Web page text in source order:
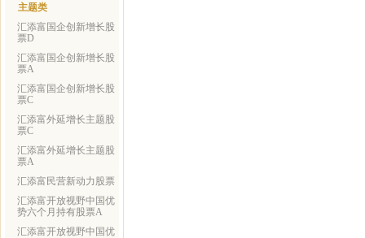
主题类
汇添富国企创新增长股
票D
汇添富国企创新增长股
票A
汇添富国企创新增长股
票C
汇添富外延增长主题股
票C
汇添富外延增长主题股
票A
汇添富民营新动力股票
汇添富开放视野中国优
势六个月持有股票A
汇添富开放视野中国优